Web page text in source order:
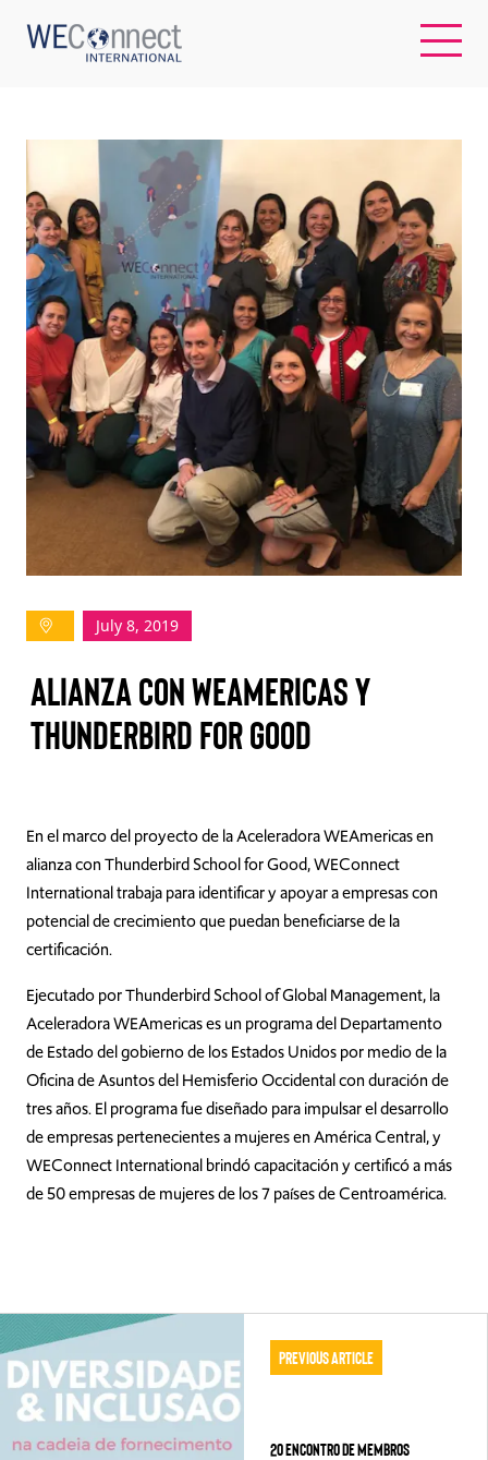
ABOUT US
REGIONS
WOMEN-OWNED BUSINESSES
BUYER MEMBERSHIP
OUR IMPACT
Log In
Join Us
Events
Contact Us
July 8, 2019
ALIANZA CON WEAMERICAS Y
THUNDERBIRD FOR GOOD
En el marco del proyecto de la Aceleradora WEAmericas en
alianza con Thunderbird School for Good, WEConnect
International trabaja para identificar y apoyar a empresas con
potencial de crecimiento que puedan beneficiarse de la
certificación.
Ejecutado por Thunderbird School of Global Management, la
Aceleradora WEAmericas es un programa del Departamento
de Estado del gobierno de los Estados Unidos por medio de la
Oficina de Asuntos del Hemisferio Occidental con duración de
tres años. El programa fue diseñado para impulsar el desarrollo
de empresas pertenecientes a mujeres en América Central, y
WEConnect International brindó capacitación y certificó a más
de 50 empresas de mujeres de los 7 países de Centroamérica.
Previous Article
2o Encontro de membros